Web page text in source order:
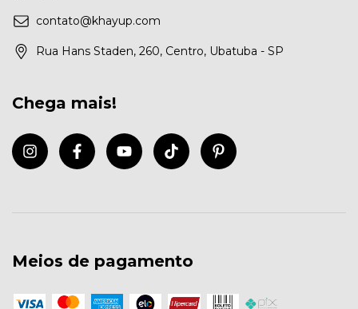
contato@khayup.com
Rua Hans Staden, 260, Centro, Ubatuba - SP
Chega mais!
Meios de pagamento